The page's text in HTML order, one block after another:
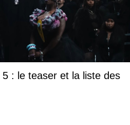
: le teaser et la liste des